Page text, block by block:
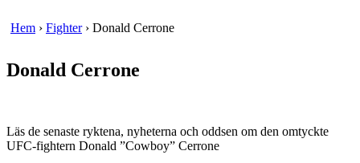
Hem › Fighter › Donald Cerrone
Donald Cerrone
Läs de senaste ryktena, nyheterna och oddsen om den omtyckte
UFC-fightern Donald ”Cowboy” Cerrone